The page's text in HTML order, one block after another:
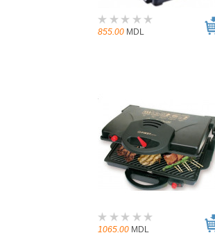
855.00 MDL
1065.00 MDL